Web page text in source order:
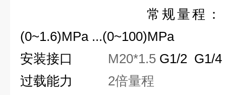
常规量程：
(0~1.6)MPa ...(0~100)MPa
安装接口 M20*1.5 G1/2 G1/
过载能力 2倍量程